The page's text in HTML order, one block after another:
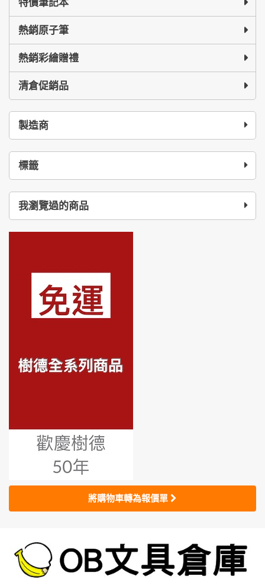
特價筆記本
熱銷原子筆
熱銷彩繪贈禮
清倉促銷品
製造商
標籤
我瀏覽過的商品
將購物車轉為報價單